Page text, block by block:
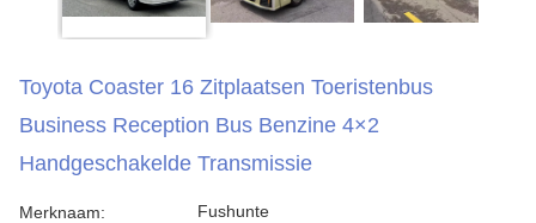
Toyota Coaster 16 Zitplaatsen Toeristenbus
Business Reception Bus Benzine 4×2
Handgeschakelde Transmissie
Merknaam: Fushunte